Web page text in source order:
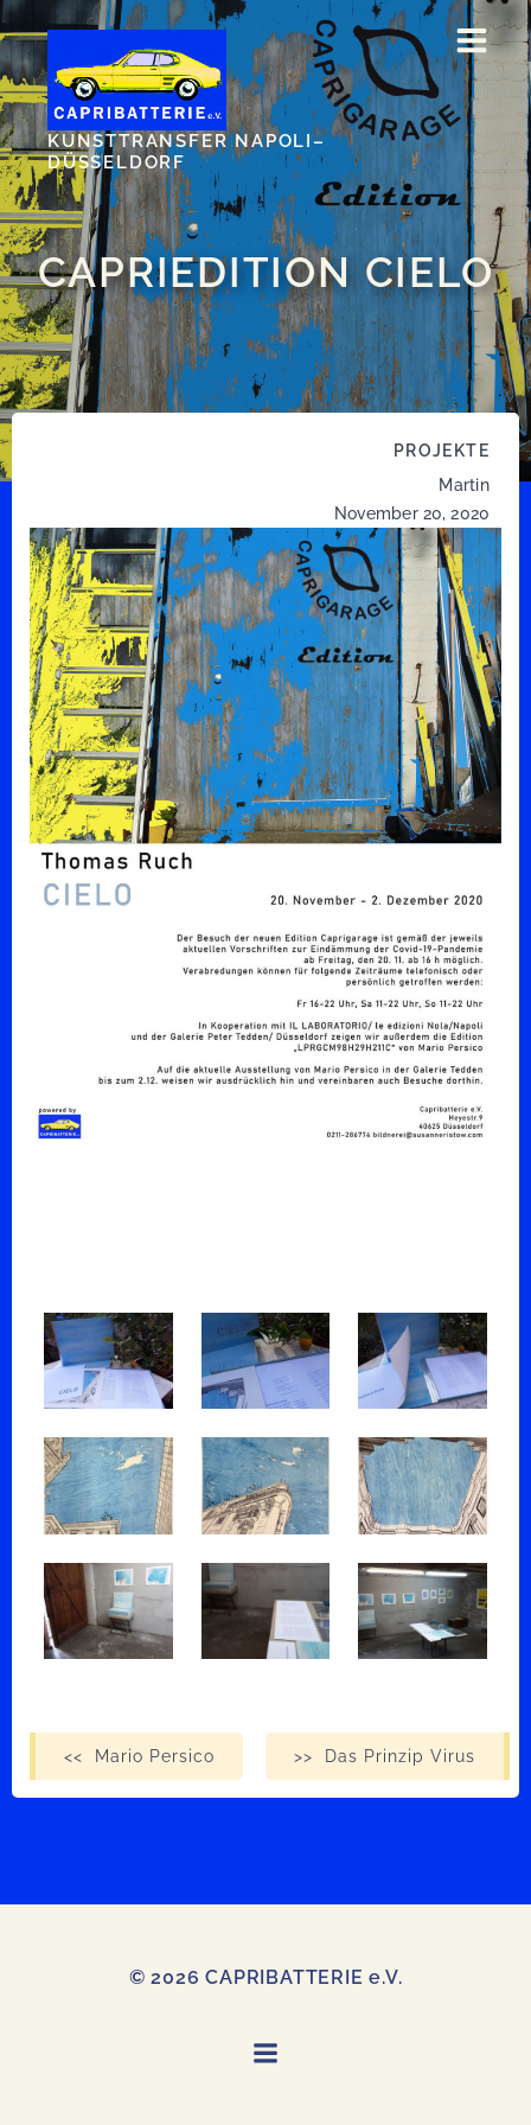
Zum
Inhalt
springen
KUNSTTRANSFER NAPOLI–
DÜSSELDORF
CAPRIEDITION CIELO
PROJEKTE
Martin
November 20, 2020
Beitragsnavigation
<< Mario Persico >> Das Prinzip Virus
© 2026 CAPRIBATTERIE e.V.